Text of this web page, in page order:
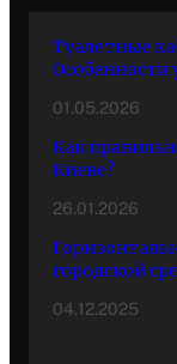
Туалетные
Особенности
01.05.2026
Как
Киеве?
26.01.2026
городской
04.12.2025